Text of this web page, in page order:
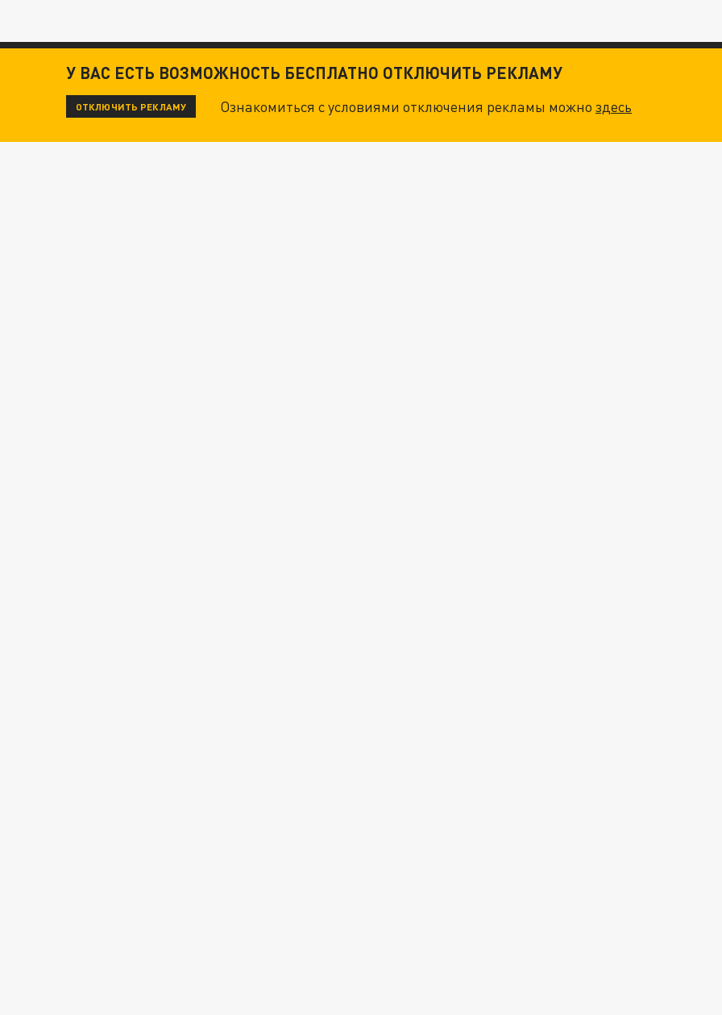
У ВАС ЕСТЬ ВОЗМОЖНОСТЬ БЕСПЛАТНО ОТКЛЮЧИТЬ РЕКЛАМУ
ОТКЛЮЧИТЬ РЕКЛАМУ Ознакомиться с условиями отключения рекламы можноздесь